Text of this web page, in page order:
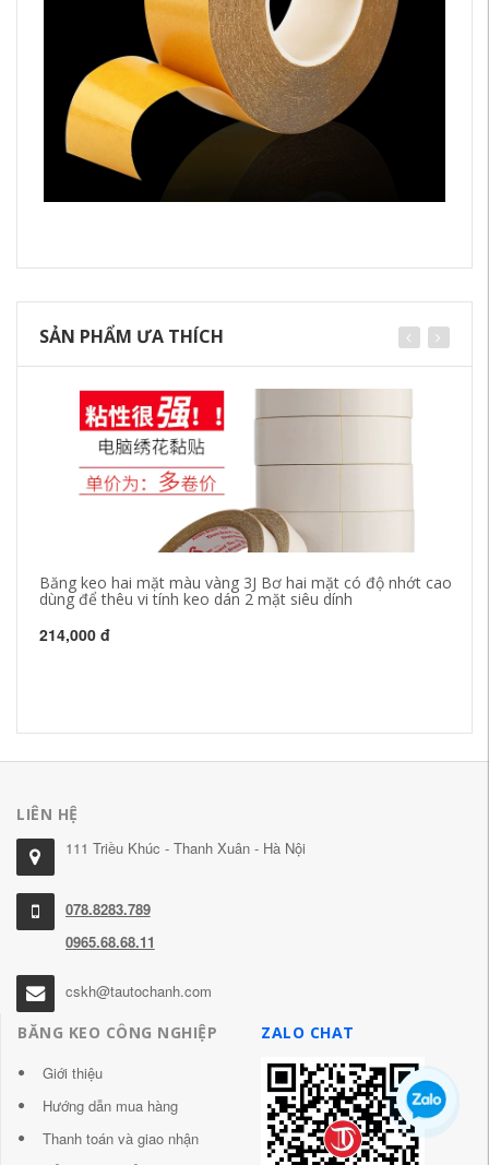
SẢN PHẨM ƯA THÍCH
Băng keo hai mặt màu vàng 3J Bơ hai mặt có độ nhớt cao
dùng để thêu vi tính keo dán 2 mặt siêu dính
214,000 đ
LIÊN HỆ
111 Triều Khúc - Thanh Xuân - Hà Nội
078.8283.789
0965.68.68.11
cskh@tautochanh.com
BĂNG KEO CÔNG NGHIỆP
Giới thiệu
Hướng dẫn mua hàng
Thanh toán và giao nhận
ZALO CHAT